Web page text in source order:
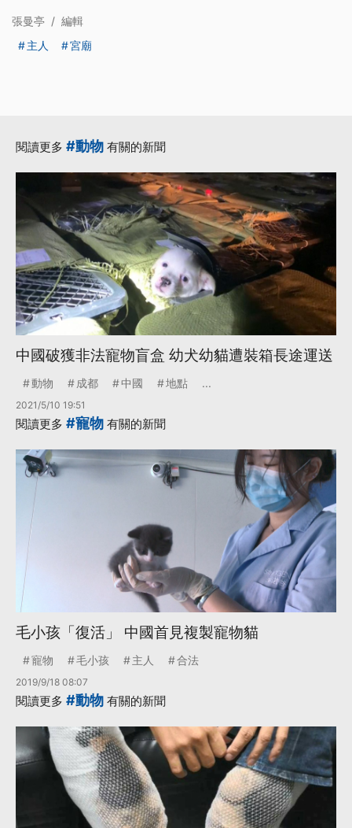
張曼亭 / 編輯
主人
宮廟
閱讀更多 #動物 有關的新聞
中國破獲非法寵物盲盒 幼犬幼貓遭裝箱長途運送
動物 成都 中國 地點 ...
2021/5/10 19:51
閱讀更多 #寵物 有關的新聞
毛小孩「復活」 中國首見複製寵物貓
寵物 毛小孩 主人 合法
2019/9/18 08:07
閱讀更多 #動物 有關的新聞